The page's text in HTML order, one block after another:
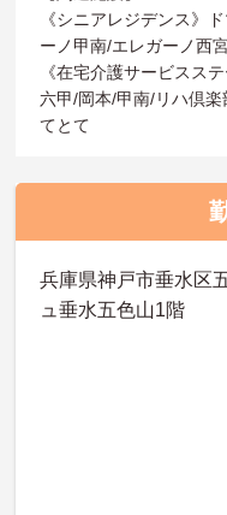
《シニアレジデンス》
ーノ甲南/エレガーノ西
《在宅介護サービスス
六甲/岡本/甲南/リハ倶
てとて
兵庫県神戸市垂水区
ュ垂水五色山1階